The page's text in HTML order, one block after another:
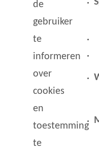
de
gebruiker
te
informeren
over
cookies
en
toestemming
te